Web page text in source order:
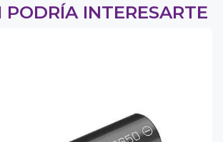
INTERESARTE